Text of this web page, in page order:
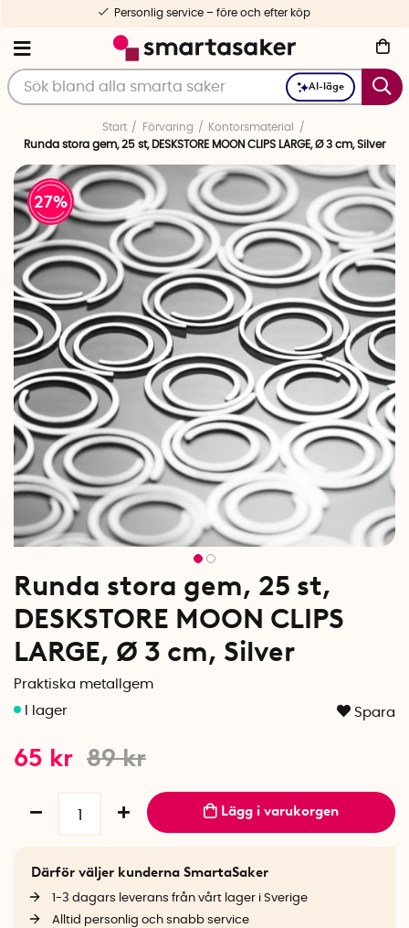
AI-läge
Personlig service – före och efter köp
Start Förvaring
Kontorsmaterial
Runda stora gem, 25 st, DESKSTORE MOON CLIPS LARGE, Ø 3 cm, Silver
27
Runda stora gem, 25 st,
DESKSTORE MOON CLIPS
LARGE, Ø 3 cm, Silver
Praktiska metallgem
Spara
89kr
65 kr
Lägg i varukorgen
Därför väljer kunderna SmartaSaker
1-3 dagars leverans från vårt lager i Sverige
Alltid personlig och snabb service